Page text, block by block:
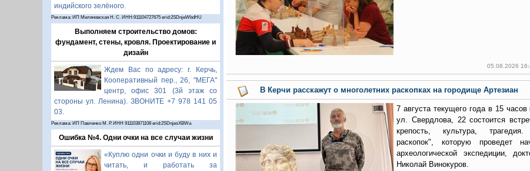
индийского зелёного.
Реклама: ИП Миляновская Н. С. ИНН:911104727675 erid:2SDnjeWbdHU
Выполняем строительство домов:
фундамент, стены, кровля. Проектирование и
дизайн
Ждем Вас по адресу: г. Керчь,
Кооперативный пер., 26, "МЕГА"
центр, офис 301 (3й этаж со
стороны ул. Ленина). ЗВОНИТЕ +7 978 141 05
03.
Реклама: ИП Павленко М. Р. ИНН 911103871108 erid:2SDnjesXBWa
Ошибка №4. Одни очки на все случаи жизни
«Куплю одни очки и буду в них и
читать, и работать за
05.08.2026
В Керчи расскажут о многолетних раскопках на городище Артезиан
7 августа текущего года в 15
ул. Свердлова, 22 состоится
крепость, культура,
раскопок", которую проведет
археологической экспедиции,
Николай Винокуров.